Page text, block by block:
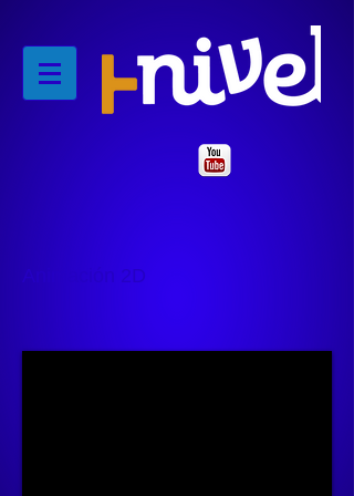
Animación 2D